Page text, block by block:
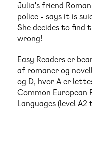
Julia's friend
police - says it is
She decides to find
wrong!
Easy Readers er
af romaner og
og D, hvor A er
Common European
Languages (level A2